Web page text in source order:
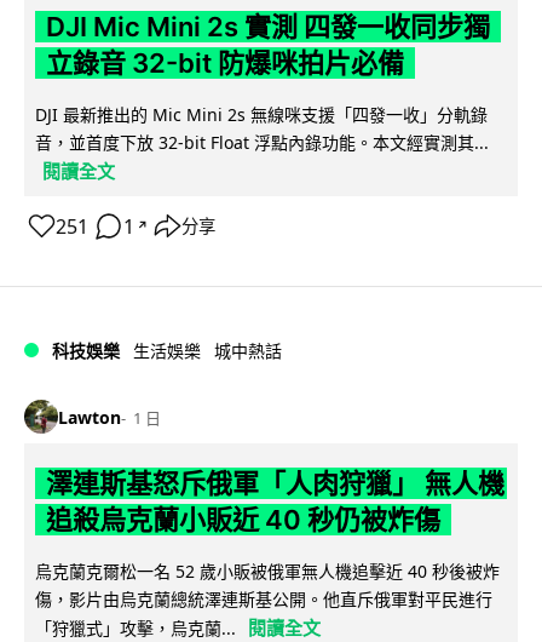
DJI Mic Mini 2s 實測 四發一收同步獨
立錄音 32-bit 防爆咪拍片必備
DJI 最新推出的 Mic Mini 2s 無線咪支援「四發一收」分軌錄
音，並首度下放 32-bit Float 浮點內錄功能。本文經實測其...
閱讀全文
251 1 ↗ 分享
科技娛樂 生活娛樂 城中熱話
Lawton 1 日
澤連斯基怒斥俄軍「人肉狩獵」 無人機
追殺烏克蘭小販近 40 秒仍被炸傷
烏克蘭克爾松一名 52 歲小販被俄軍無人機追擊近 40 秒後被炸
傷，影片由烏克蘭總統澤連斯基公開。他直斥俄軍對平民進行
「狩獵式」攻擊，烏克蘭...
閱讀全文